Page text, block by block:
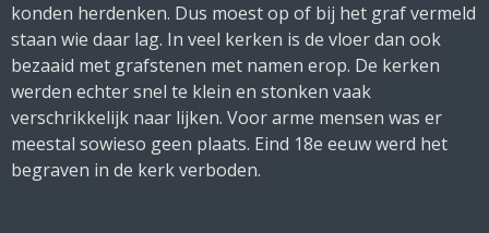
konden herdenken. Dus moest op of bij het graf vermeld
staan wie daar lag. In veel kerken is de vloer dan ook
bezaaid met grafstenen met namen erop. De kerken
werden echter snel te klein en stonken vaak
verschrikkelijk naar lijken. Voor arme mensen was er
meestal sowieso geen plaats. Eind 18e eeuw werd het
begraven in de kerk verboden.